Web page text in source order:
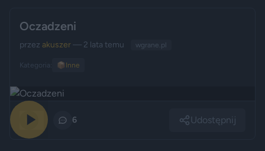
Oczadzeni
przez akuszer— 2 lata temu wgrane.pl
Kategoria: 📦 Inne
6 Udostępnij